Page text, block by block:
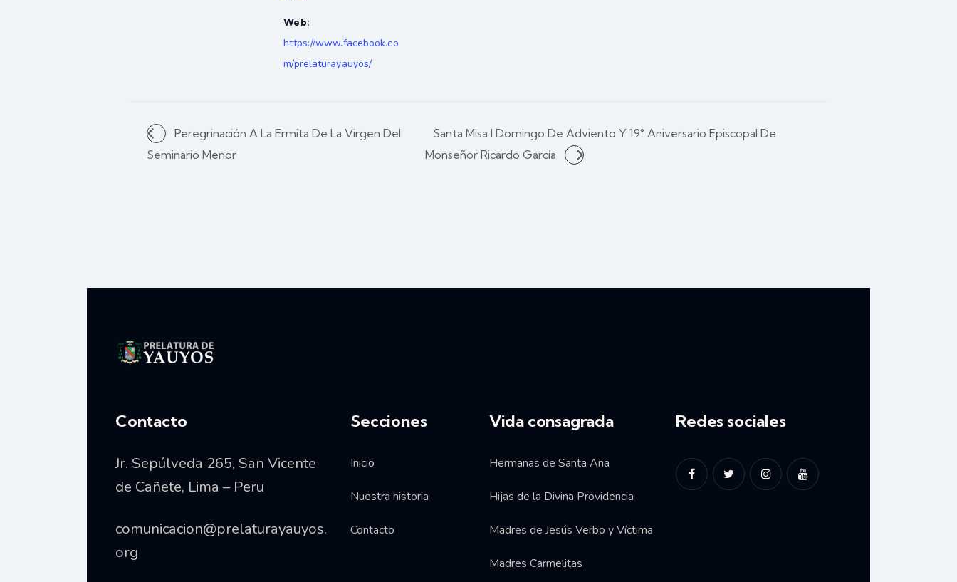
Web:
https://www.facebook.co
m/prelaturayauyos/
Peregrinación A La Ermita De La Virgen Del
Seminario Menor
Santa Misa I Domingo De Adviento Y 19° Aniversario Episcopal De
Monseñor Ricardo García
Contacto
Jr. Sepúlveda 265, San Vicente
de Cañete, Lima – Peru
comunicacion@prelaturayauyos.
org
Secciones
Inicio
Nuestra historia
Contacto
Vida consagrada
Hermanas de Santa Ana
Hijas de la Divina Providencia
Madres de Jesús Verbo y Víctima
Madres Carmelitas
Redes sociales